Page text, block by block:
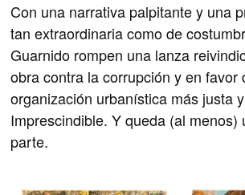
Con una narrativa palpitante y una
tan extraordinaria como de
Guarnido rompen una lanza
obra contra la corrupción y en favor
organización urbanística más justa
Imprescindible. Y queda (al menos)
parte.